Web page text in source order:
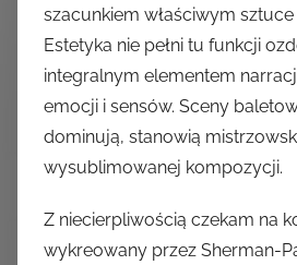
szacunkiem właściwym
Estetyka nie pełni tu funkcji
integralnym elementem
emocji i sensów. Sceny
dominują, stanowią
wysublimowanej kompozycji.
Z niecierpliwością czekam na
wykreowany przez Sherman-